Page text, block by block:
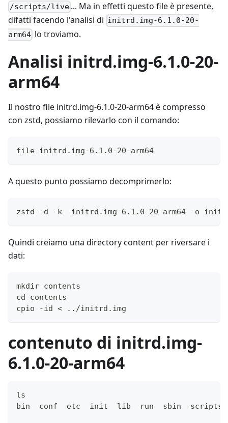
/scripts/live ... Ma in effetti questo file è presente,
difatti facendo l'analisi di initrd.img-6.1.0-20-
arm64 lo troviamo.
Analisi initrd.img-6.1.0-20-
arm64
Il nostro file initrd.img-6.1.0-20-arm64 è compresso
con zstd, possiamo rilevarlo con il comando:
file initrd.img-6.1.0-20-arm64
A questo punto possiamo decomprimerlo:
zstd -d -k  initrd.img-6.1.0-20-arm64 -o
Quindi creiamo una directory content per riversare i
dati:
mkdir contents
cd contents
cpio -id < ../initrd.img
contenuto di initrd.img-
6.1.0-20-arm64
ls
bin  conf  etc  init  lib  run  sbin  scripts